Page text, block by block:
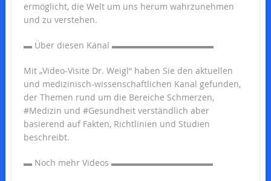
ermöglicht, die Welt um uns herum wahrzunehmen
und zu verstehen.
▬ Über diesen Kanal ▬▬▬▬▬▬▬▬▬▬▬▬
Mit „Video-Visite Dr. Weigl“ haben Sie den aktuellen
und medizinisch-wissenschaftlichen Kanal gefunden,
der Themen rund um die Bereiche Schmerzen,
#Medizin und #Gesundheit verständlich aber
basierend auf Fakten, Richtlinien und Studien
beschreibt.
▬ Noch mehr Videos ▬▬▬▬▬▬▬▬▬▬▬▬